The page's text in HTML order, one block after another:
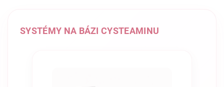
SYSTÉMY NA BÁZI CYSTEAMINU